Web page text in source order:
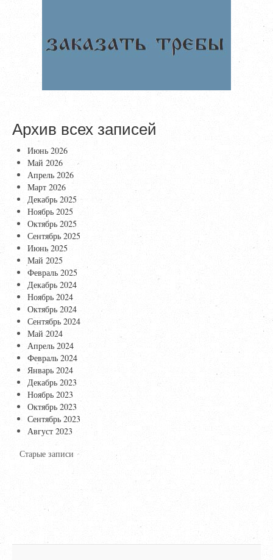
Архив всех записей
Июнь 2026
Май 2026
Апрель 2026
Март 2026
Декабрь 2025
Ноябрь 2025
Октябрь 2025
Сентябрь 2025
Июнь 2025
Май 2025
Февраль 2025
Декабрь 2024
Ноябрь 2024
Октябрь 2024
Сентябрь 2024
Май 2024
Апрель 2024
Февраль 2024
Январь 2024
Декабрь 2023
Ноябрь 2023
Октябрь 2023
Сентябрь 2023
Август 2023
Старые записи